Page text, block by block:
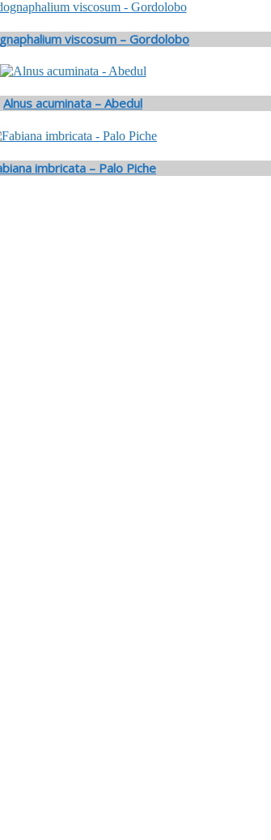
viscosum – Gordolobo
Alnus acuminata – Abedul
imbricata – Palo Piche